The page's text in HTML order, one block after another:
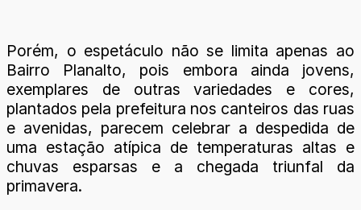
Porém, o espetáculo não se limita apenas ao
Bairro Planalto, pois embora ainda jovens,
exemplares de outras variedades e cores,
plantados pela prefeitura nos canteiros das ruas
e avenidas, parecem celebrar a despedida de
uma estação atípica de temperaturas altas e
chuvas esparsas e a chegada triunfal da
primavera.